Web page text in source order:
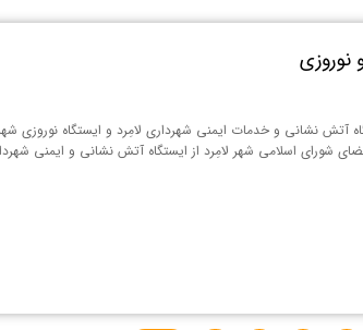
نوروزی
آتش نشانی و خدمات ایمنی شهرداری لامِرد و ایستگاه نوروزی
شورای اسلامی شهر لامِرد از ایستگاه آتش نشانی و ایمنی